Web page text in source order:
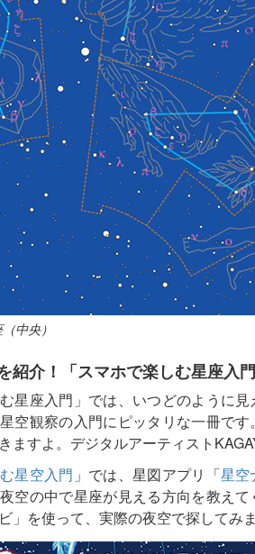
中央）
紹介！「スマホで楽しむ星座入門
む星座入門」では、いつどのように
空観察の入門にピッタリな一冊で
ますよ。デジタルアーティスト
星空入門 」では、星図アプリ「星空
空の中で星座が見える方向を教え
」を使って、実際の夜空で探してみ